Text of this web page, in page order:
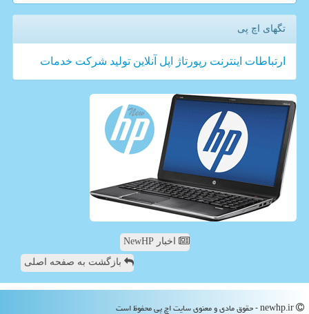
تگهای اچ پی
ارتباطات اینترنت رپورتاژ اپل آنلاین تولید شركت خدمات
اخبار NewHP
بازگشت به صفحه اصلی